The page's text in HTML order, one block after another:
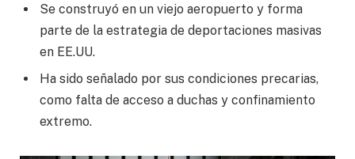
Se construyó en un viejo aeropuerto y forma
parte de la estrategia de deportaciones masivas
en EE.UU.
Ha sido señalado por sus condiciones precarias,
como falta de acceso a duchas y confinamiento
extremo.